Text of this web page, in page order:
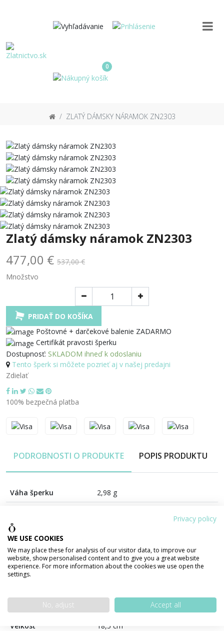
0
ZLATÝ DÁMSKY NÁRAMOK ZN2303
Zlatý dámsky náramok ZN2303
477,00 € 537,00 €
Množstvo
PRIDAŤ DO KOŠÍKA
Poštovné + darčekové balenie ZADARMO
Certifikát pravosti šperku
Dostupnosť: SKLADOM ihneď k odoslaniu
Tento šperk si môžete pozrieť aj v našej predajni
Zdielať
100% bezpečná platba
PODROBNOSTI O PRODUKTE POPIS PRODUKTU
Váha šperku
2,98 g
Materiál
Povrchová úprava
lesklá
Farba
Kombinácia biele a žlté zlato
Typ uzáveru
Veľkosť
18,5 cm
Privacy policy
WE USE COOKIES
We may place these for analysis of our visitor data, to improve our
website, show personalised content and to give you a great website
experience. For more information about the cookies we use open the
settings.
No, adjust Accept all